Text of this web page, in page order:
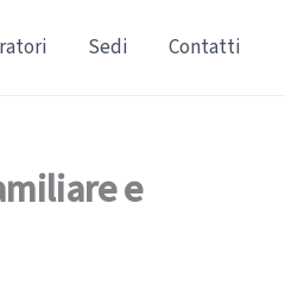
Sedi Contatti
e